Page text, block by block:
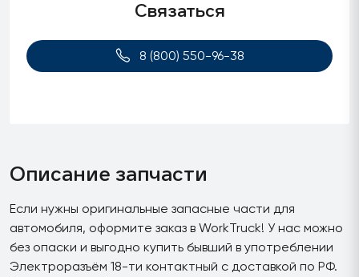
Связаться
8 (800) 550-96-38
Описание запчасти
Если нужны оригинальные запасные части для
автомобиля, оформите заказ в WorkTruck! У нас можно
без опаски и выгодно купить бывший в употреблении
Электроразъём 18-ти контактный с доставкой по РФ.